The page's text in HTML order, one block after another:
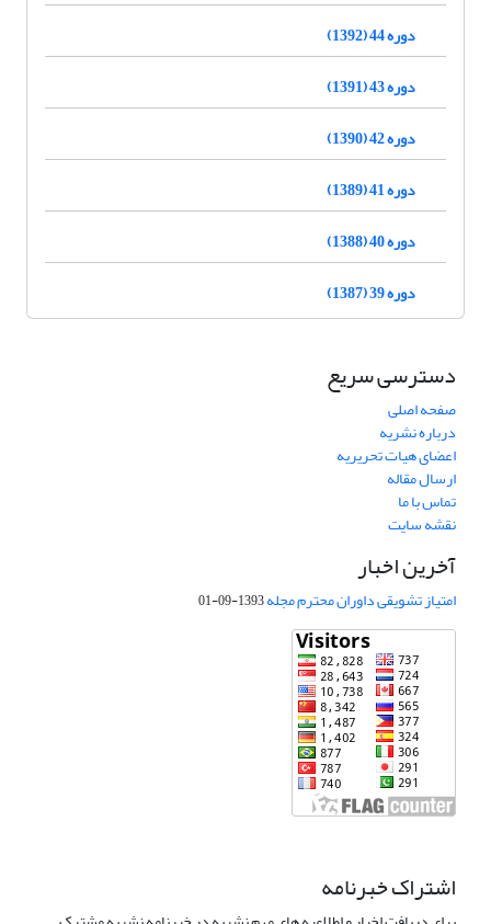
دوره 44 (1392)
دوره 43 (1391)
دوره 42 (1390)
دوره 41 (1389)
دوره 40 (1388)
دوره 39 (1387)
دسترسی سریع
صفحه اصلی
درباره نشریه
اعضای هیات تحریریه
ارسال مقاله
تماس با ما
نقشه سایت
آخرین اخبار
امتیاز تشویقی داوران محترم مجله1393-09-01
اشتراک خبرنامه